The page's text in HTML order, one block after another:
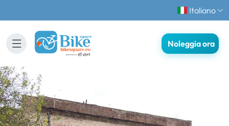
Italiano
Noleggia ora